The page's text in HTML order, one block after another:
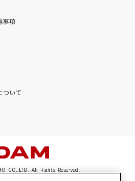
事項
ついて
CO.,LTD. All Rights Reserved.